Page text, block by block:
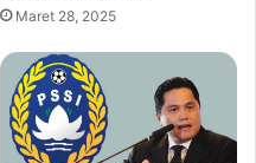
Maret 28, 2025